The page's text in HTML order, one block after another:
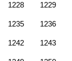
1228 1229
1235 1236
1242 1243